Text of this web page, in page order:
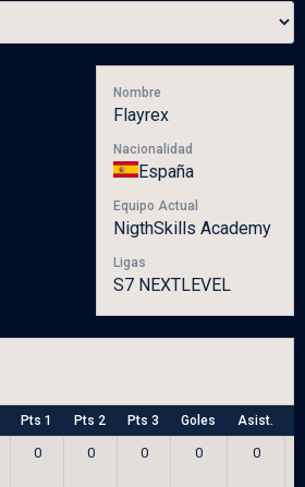
Nombre
Flayrex
Nacionalidad
España
Equipo Actual
NigthSkills Academy
Ligas
S7 NEXTLEVEL
Pts 1 Pts 2 Pts 3 Goles Asist.
0 0 0 0 0